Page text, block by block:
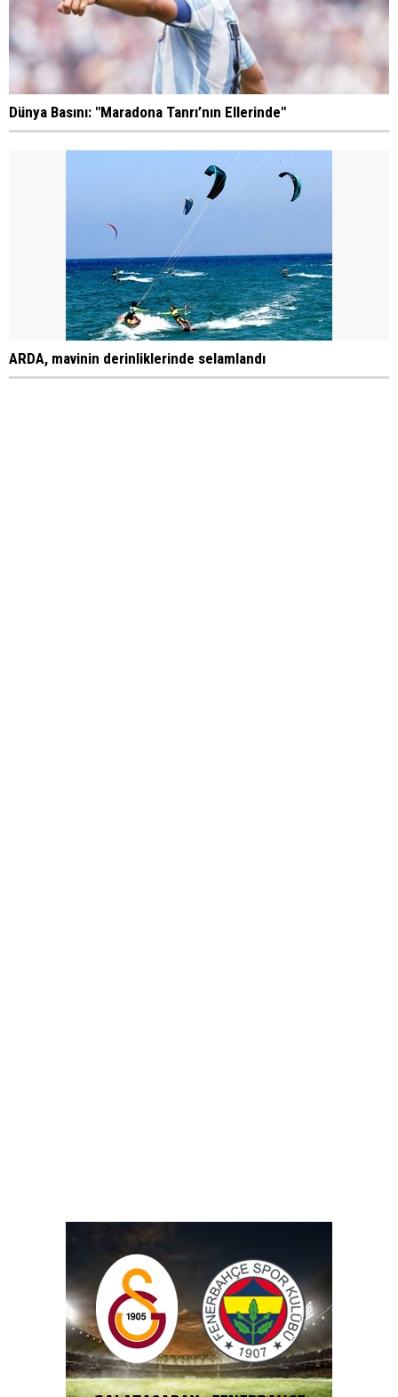
Dünya Basını: "Maradona Tanrı’nın Ellerinde"
ARDA, mavinin derinliklerinde selamlandı